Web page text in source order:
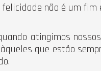
felicidade não é um
atingimos
que estão